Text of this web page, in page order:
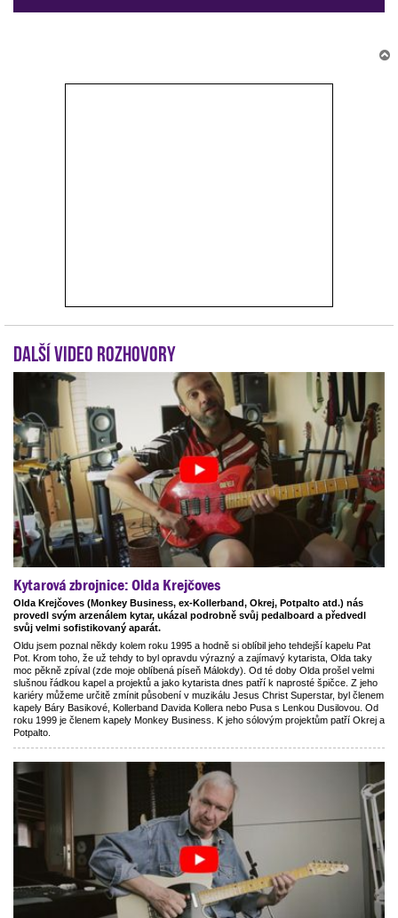
Další video rozhovory
Kytarová zbrojnice: Olda Krejčoves
Olda Krejčoves (Monkey Business, ex-Kollerband, Okrej, Potpalto atd.) nás
provedl svým arzenálem kytar, ukázal podrobně svůj pedalboard a předvedl
svůj velmi sofistikovaný aparát.
Oldu jsem poznal někdy kolem roku 1995 a hodně si oblíbil jeho tehdejší kapelu Pat
Pot. Krom toho, že už tehdy to byl opravdu výrazný a zajímavý kytarista, Olda taky
moc pěkně zpíval (zde moje oblíbená píseň Málokdy). Od té doby Olda prošel velmi
slušnou řádkou kapel a projektů a jako kytarista dnes patří k naprosté špičce. Z jeho
kariéry můžeme určitě zmínit působení v muzikálu Jesus Christ Superstar, byl členem
kapely Báry Basikové, Kollerband Davida Kollera nebo Pusa s Lenkou Dusilovou. Od
roku 1999 je členem kapely Monkey Business. K jeho sólovým projektům patří Okrej a
Potpalto.